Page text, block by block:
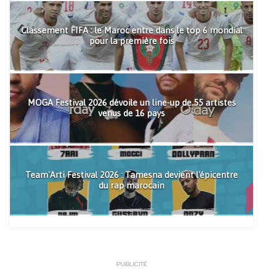
Classement FIFA : le Maroc entre dans le top 6 mondial
pour la première fois
MOGA Festival 2026 dévoile un line-up de 55 artistes
venus de 16 pays
Team'Arti Festival 2026 : Tamesna devient l'épicentre
du rap marocain
PUBLICITÉ